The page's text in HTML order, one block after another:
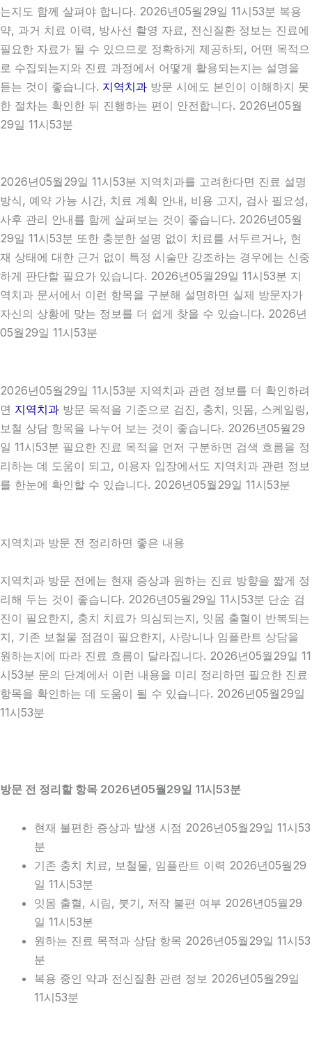
는지도 함께 살펴야 합니다. 2026년05월29일 11시53분 복용
약, 과거 치료 이력, 방사선 촬영 자료, 전신질환 정보는 진료에
필요한 자료가 될 수 있으므로 정확하게 제공하되, 어떤 목적으
로 수집되는지와 진료 과정에서 어떻게 활용되는지는 설명을
듣는 것이 좋습니다. 지역치과 방문 시에도 본인이 이해하지 못
한 절차는 확인한 뒤 진행하는 편이 안전합니다. 2026년05월
29일 11시53분
2026년05월29일 11시53분 지역치과를 고려한다면 진료 설명
방식, 예약 가능 시간, 치료 계획 안내, 비용 고지, 검사 필요성,
사후 관리 안내를 함께 살펴보는 것이 좋습니다. 2026년05월
29일 11시53분 또한 충분한 설명 없이 치료를 서두르거나, 현
재 상태에 대한 근거 없이 특정 시술만 강조하는 경우에는 신중
하게 판단할 필요가 있습니다. 2026년05월29일 11시53분 지
역치과 문서에서 이런 항목을 구분해 설명하면 실제 방문자가
자신의 상황에 맞는 정보를 더 쉽게 찾을 수 있습니다. 2026년
05월29일 11시53분
2026년05월29일 11시53분 지역치과 관련 정보를 더 확인하려
면 지역치과 방문 목적을 기준으로 검진, 충치, 잇몸, 스케일링,
보철 상담 항목을 나누어 보는 것이 좋습니다. 2026년05월29
일 11시53분 필요한 진료 목적을 먼저 구분하면 검색 흐름을 정
리하는 데 도움이 되고, 이용자 입장에서도 지역치과 관련 정보
를 한눈에 확인할 수 있습니다. 2026년05월29일 11시53분
지역치과 방문 전 정리하면 좋은 내용
지역치과 방문 전에는 현재 증상과 원하는 진료 방향을 짧게 정
리해 두는 것이 좋습니다. 2026년05월29일 11시53분 단순 검
진이 필요한지, 충치 치료가 의심되는지, 잇몸 출혈이 반복되는
지, 기존 보철물 점검이 필요한지, 사랑니나 임플란트 상담을
원하는지에 따라 진료 흐름이 달라집니다. 2026년05월29일 11
시53분 문의 단계에서 이런 내용을 미리 정리하면 필요한 진료
항목을 확인하는 데 도움이 될 수 있습니다. 2026년05월29일
11시53분
방문 전 정리할 항목 2026년05월29일 11시53분
현재 불편한 증상과 발생 시점 2026년05월29일 11시53
분
기존 충치 치료, 보철물, 임플란트 이력 2026년05월29
일 11시53분
잇몸 출혈, 시림, 붓기, 저작 불편 여부 2026년05월29
일 11시53분
원하는 진료 목적과 상담 항목 2026년05월29일 11시53
분
복용 중인 약과 전신질환 관련 정보 2026년05월29일
11시53분